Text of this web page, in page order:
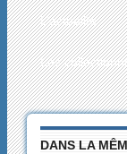
L’actualité
Les
DANS LA